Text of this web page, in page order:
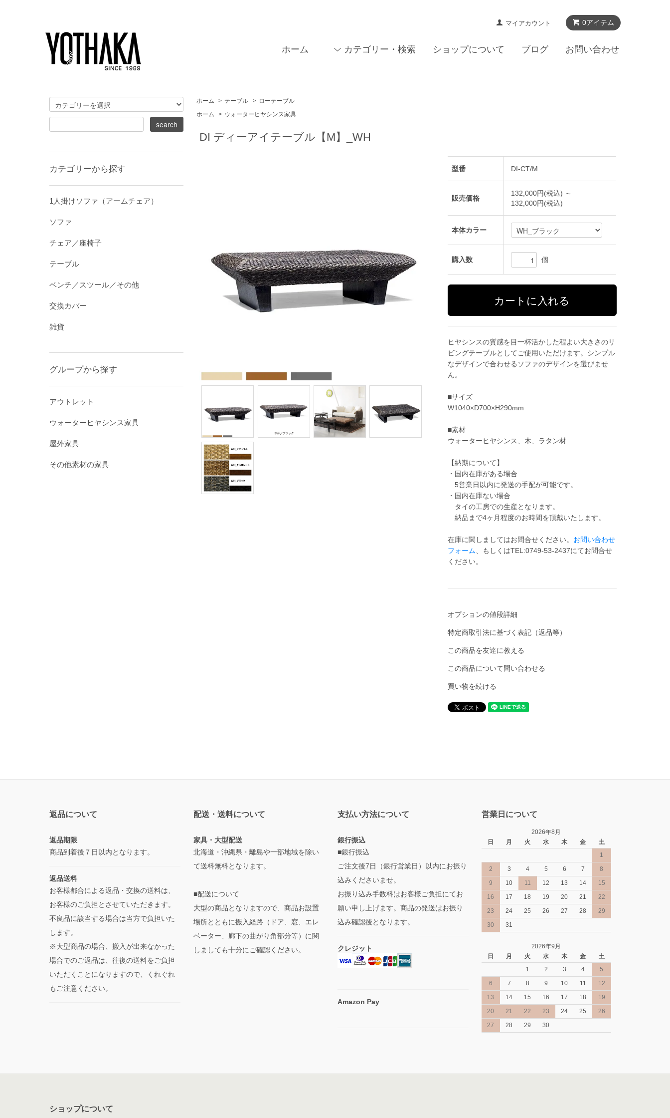
0アイテム
マイアカウント
ホーム カテゴリー・検索 ショップについて ブログ お問い合わせ
ホーム > テーブル > ローテーブル
ホーム
> ウォーターヒヤシンス家具
DI ディーアイテーブル【M】_WH
型番 DI-CT/M
販売価格
132,000円(税込) ～
132,000円(税込)
本体カラー
購入数 個
ヒヤシンスの質感を目一杯活かした程よい大きさのリ
ビングテーブルとしてご使用いただけます。シンプル
なデザインで合わせるソファのデザインを選びませ
ん。
■サイズ
W1040×D700×H290mm
■素材
ウォーターヒヤシンス、木、ラタン材
【納期について】
・国内在庫がある場合
5営業日以内に発送の手配が可能です。
・国内在庫ない場合
タイの工房での生産となります。
納品まで4ヶ月程度のお時間を頂戴いたします。
在庫に関しましてはお問合せください。 お問い合わせ
フォーム、もしくはTEL:0749-53-2437にてお問合せ
ください。
オプションの値段詳細
特定商取引法に基づく表記（返品等）
この商品を友達に教える
この商品について問い合わせる
買い物を続ける
カテゴリーから探す
1人掛けソファ（アームチェア）
ソファ
チェア／座椅子
テーブル
ベンチ／スツール／その他
交換カバー
雑貨
グループから探す
アウトレット
ウォーターヒヤシンス家具
屋外家具
その他素材の家具
返品について
返品期限
商品到着後７日以内となります。
返品送料
お客様都合による返品・交換の送料は、
お客様のご負担とさせていただきます。
不良品に該当する場合は当方で負担いた
します。
※大型商品の場合、搬入が出来なかった
場合でのご返品は、往復の送料をご負担
いただくことになりますので、くれぐれ
もご注意ください。
配送・送料について
家具・大型配送
北海道・沖縄県・離島や一部地域を除い
て送料無料となります。
■配送について
大型の商品となりますので、商品お設置
場所とともに搬入経路（ドア、窓、エレ
ベーター、廊下の曲がり角部分等）に関
しましても十分にご確認ください。
支払い方法について
銀行振込
■銀行振込
ご注文後7日（銀行営業日）以内にお振り
込みくださいませ。
お振り込み手数料はお客様ご負担にてお
願い申し上げます。商品の発送はお振り
込み確認後となります。
クレジット
Amazon Pay
営業日について
2026年8月
日
月 火 水 木 金
土
1
2
3 4 5 6 7
8
9
10 11 12 13 14
15
16
17 18 19 20 21
22
23
24 25 26 27 28
29
30
31
2026年9月
日
月 火 水 木 金
土
1
2 3 4
5
6
7 8 9 10 11
12
13
14 15 16 17 18
19
20
21 22 23 24 25
26
27
28 29 30
ショップについて